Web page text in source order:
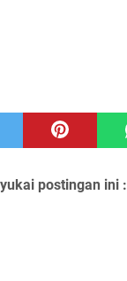
postingan ini :